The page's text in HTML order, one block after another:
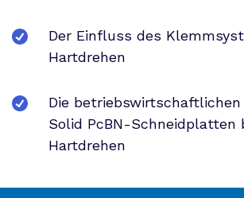
Der Einfluss des
Hartdrehen
Die betriebswirtschaftlichen
Solid PcBN-Schneidplatten
Hartdrehen